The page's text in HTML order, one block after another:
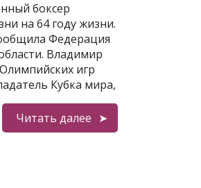
боксер
на 64 году жизни.
Федерация
Владимир
игр
Кубка мира,
Читать далее